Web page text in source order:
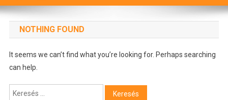
NOTHING FOUND
It seems we can’t find what you’re looking for. Perhaps searching
can help.
Keresés: